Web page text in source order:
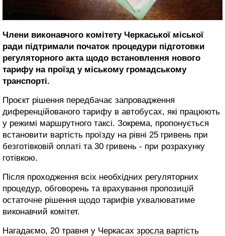
Члени виконавчого комітету Черкаської міської
ради підтримали початок процедури підготовки
регуляторного акта щодо встановлення нового
тарифу на проїзд у міському громадському
транспорті.
Проєкт рішення передбачає запровадження
диференційованого тарифу в автобусах, які працюють
у режимі маршрутного таксі. Зокрема, пропонується
встановити вартість проїзду на рівні 25 гривень при
безготівковій оплаті та 30 гривень - при розрахунку
готівкою.
Після проходження всіх необхідних регуляторних
процедур, обговорень та врахування пропозицій
остаточне рішення щодо тарифів ухвалюватиме
виконавчий комітет.
Нагадаємо, 20 травня у Черкасах зросла вартість